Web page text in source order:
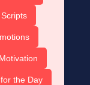
the Day